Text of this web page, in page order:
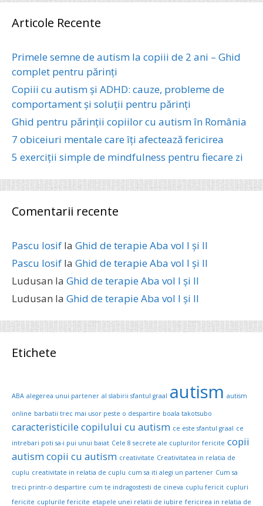
Articole Recente
Primele semne de autism la copiii de 2 ani – Ghid
complet pentru părinți
Copiii cu autism și ADHD: cauze, probleme de
comportament și soluții pentru părinți
Ghid pentru părinții copiilor cu autism în România
7 obiceiuri mentale care îți afectează fericirea
5 exerciții simple de mindfulness pentru fiecare zi
Comentarii recente
Pascu Iosif la Ghid de terapie Aba vol I și II
Pascu Iosif la Ghid de terapie Aba vol I și II
Ludusan la Ghid de terapie Aba vol I și II
Ludusan la Ghid de terapie Aba vol I și II
Etichete
ABA alegerea unui partener al slabirii sfantul graal autism autism
online barbatii trec mai usor peste o despartire boala takotsubo
caracteristicile copilului cu autism ce este sfantul graal ce
intrebari poti sa-i pui unui baiat Cele 8 secrete ale cuplurilor fericite copii
autismcopii cu autism creativitate Creativitatea in relatia de
cuplu creativitate in relatia de cuplu cum sa iti alegi un partener Cum sa
treci printr-o despartire cum te indragostesti de cineva cuplu fericit cupluri
fericite cuplurile fericite etapele unei relatii de iubire fericirea in relatia de